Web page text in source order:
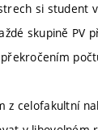
si student
skupině PV
z celofakultní